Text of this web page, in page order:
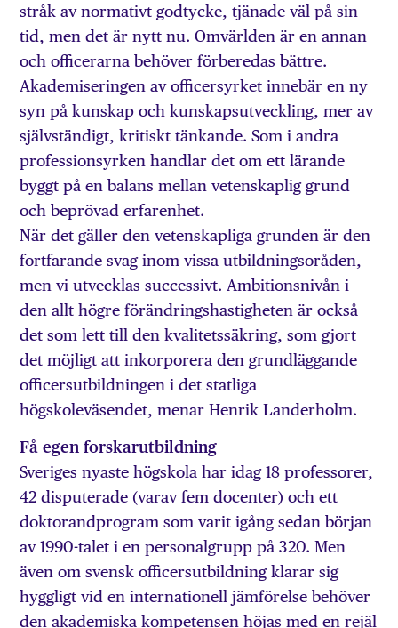
stråk av normativt godtycke, tjänade väl på sin
tid, men det är nytt nu. Omvärlden är en annan
och officerarna behöver förberedas bättre.
Akademiseringen av officersyrket innebär en ny
syn på kunskap och kunskapsutveckling, mer av
självständigt, kritiskt tänkande. Som i andra
professionsyrken handlar det om ett lärande
byggt på en balans mellan vetenskaplig grund
och beprövad erfarenhet.
När det gäller den vetenskapliga grunden är den
fortfarande svag inom vissa utbildningsoråden,
men vi utvecklas successivt. Ambitionsnivån i
den allt högre förändringshastigheten är också
det som lett till den kvalitetssäkring, som gjort
det möjligt att inkorporera den grundläggande
officersutbildningen i det statliga
högskoleväsendet, menar Henrik Landerholm.
Få egen forskarutbildning
Sveriges nyaste högskola har idag 18 professorer,
42 disputerade (varav fem docenter) och ett
doktorandprogram som varit igång sedan början
av 1990-talet i en personalgrupp på 320. Men
även om svensk officersutbildning klarar sig
hyggligt vid en internationell jämförelse behöver
den akademiska kompetensen höjas med en rejäl